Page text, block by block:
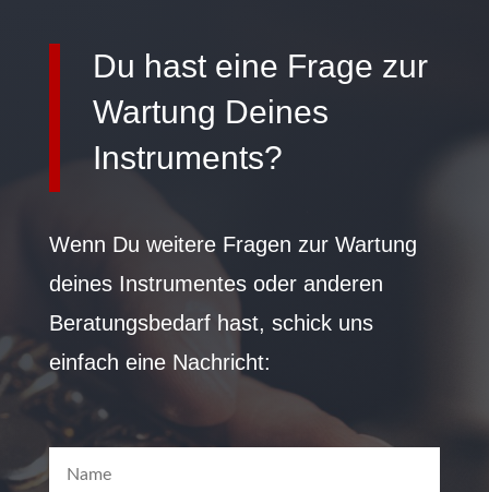
Du hast eine Frage zur
Wartung Deines
Instruments?
Wenn Du weitere Fragen zur Wartung
deines Instrumentes oder anderen
Beratungsbedarf hast, schick uns
einfach eine Nachricht: